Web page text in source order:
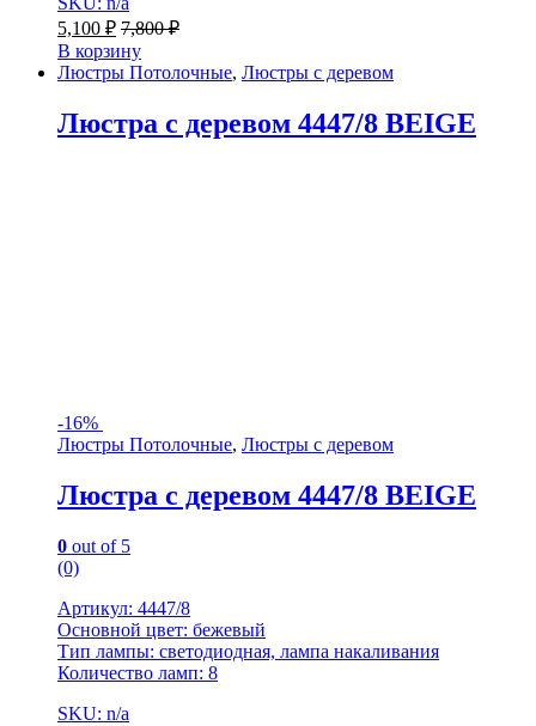
5,100 ₽ 7,800₽
В корзину
Люстры Потолочные, Люстры с деревом
Люстра с деревом 4447/8 BEIGE
-16%
Люстры Потолочные, Люстры с деревом
Люстра с деревом 4447/8 BEIGE
0 out of 5
(0)
Артикул: 4447/8
Основной цвет: бежевый
Тип лампы: светодиодная, лампа накаливания
Количество ламп: 8
SKU: n/a